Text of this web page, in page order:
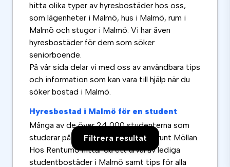
Filtrera resultat
hitta olika typer av hyresbostäder hos oss,
som lägenheter i Malmö, hus i Malmö, rum i
Malmö och stugor i Malmö. Vi har även
hyresbostäder för dem som söker
seniorboende.
På vår sida delar vi med oss av användbara tips
och information som kan vara till hjälp när du
söker bostad i Malmö.
Hyresbostad i Malmö för en student
Många av de över 24 000 studenterna som
studerar på Malmö Universitet bor runt Möllan.
Hos Rentumo hittar du ett urval av lediga
studentbostäder i Malmö samt tips för alla